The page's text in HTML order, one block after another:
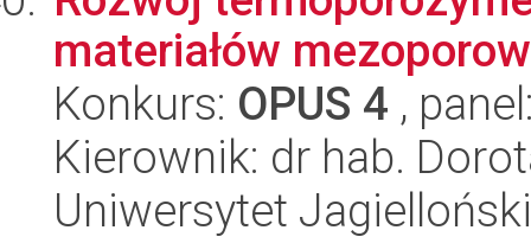
materiałów
Konkurs: OPUS 4 ,
Kierownik: dr hab.
Uniwersytet